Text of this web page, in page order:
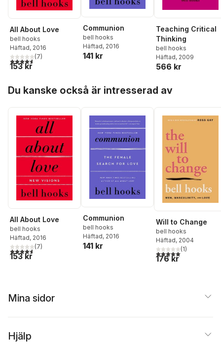
All About Love
bell hooks
Häftad, 2016
4,6utav 5 stjärnor. Totalt antal röster:
(7)
153 kr
Communion
bell hooks
Häftad, 2016
141 kr
Teaching Critical
Thinking
bell hooks
Häftad, 2009
566 kr
Du kanske också är intresserad av
All About Love
bell hooks
Häftad, 2016
4,6utav 5 stjärnor. Totalt antal röster:
(7)
153 kr
Communion
bell hooks
Häftad, 2016
141 kr
Will to Change
bell hooks
Häftad, 2004
5,0utav 5 stjärnor.
(1)
176 kr
Mina sidor
Hjälp